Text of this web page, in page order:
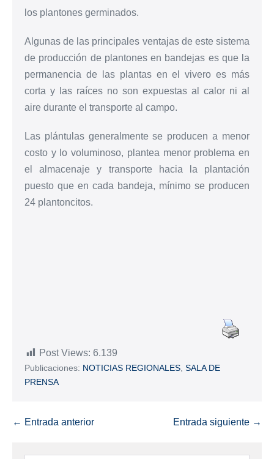
los plantones germinados.
Algunas de las principales ventajas de este sistema
de producción de plantones en bandejas es que la
permanencia de las plantas en el vivero es más
corta y las raíces no son expuestas al calor ni al
aire durante el transporte al campo.
Las plántulas generalmente se producen a menor
costo y lo voluminoso, plantea menor problema en
el almacenaje y transporte hacia la plantación
puesto que en cada bandeja, mínimo se producen
24 plantoncitos.
Post Views: 6.139
Publicaciones: NOTICIAS REGIONALES SALA DE
PRENSA
← Entrada anterior Entrada siguiente →